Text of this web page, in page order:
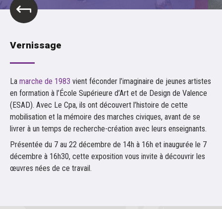
Vernissage
La marche de 1983 vient féconder l’imaginaire de jeunes artistes
en formation à l’École Supérieure d’Art et de Design de Valence
(ESAD). Avec Le Cpa, ils ont découvert l’histoire de cette
mobilisation et la mémoire des marches civiques, avant de se
livrer à un temps de recherche-création avec leurs enseignants.
Présentée du 7 au 22 décembre de 14h à 16h et inaugurée le 7
décembre à 16h30, cette exposition vous invite à découvrir les
œuvres nées de ce travail.